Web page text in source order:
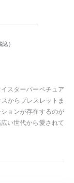
込）
スターパーペチュア
からブレスレットま
ョンが存在するのが
い世代から愛されて